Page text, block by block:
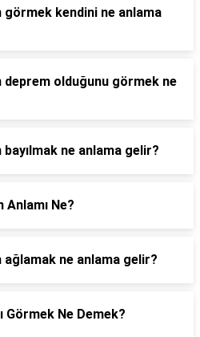
görmek kendini ne anlama
deprem olduğunu görmek ne
bayılmak ne anlama gelir?
Anlamı Ne?
ağlamak ne anlama gelir?
Görmek Ne Demek?